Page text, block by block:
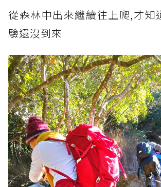
從森林中出來繼續往上爬,才知
驗還沒到來